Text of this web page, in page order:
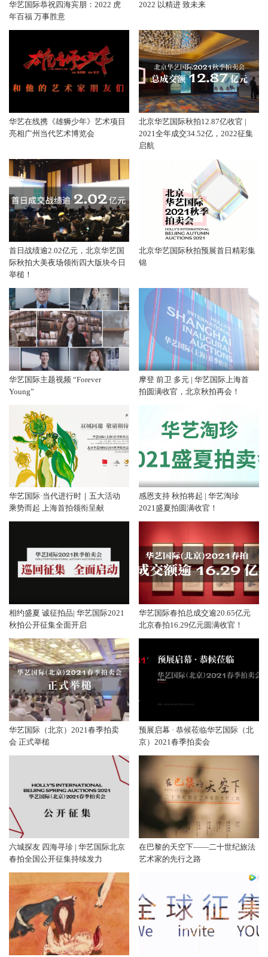
华艺国际恭祝四海宾朋：2022 虎
年百福 万事胜意
2022 以精进 致未来
华艺在线携《雄狮少年》艺术项目
亮相广州当代艺术博览会
北京华艺国际秋拍12.87亿收官 |
2021全年成交34.52亿，2022征集
启航
首日战绩逾2.02亿元，北京华艺国
际秋拍大美夜场领衔四大版块今日
举槌！
北京华艺国际秋拍预展首日精彩集
锦
华艺国际主题视频 “Forever
Young”
摩登 前卫 多元 | 华艺国际上海首
拍圆满收官，北京秋拍再会！
华艺国际·当代进行时｜五大活动
乘势而起 上海首拍领衔呈献
感恩支持 秋拍将起 | 华艺淘珍
2021盛夏拍圆满收官！
相约盛夏 诚征拍品| 华艺国际2021
秋拍公开征集全面开启
华艺国际春拍总成交逾20.65亿元
北京春拍16.29亿元圆满收官！
华艺国际（北京）2021春季拍卖
会 正式举槌
预展启幕 · 恭候莅临华艺国际（北
京）2021春季拍卖会
六城探友 四海寻珍 | 华艺国际北京
春拍全国公开征集持续发力
在巴黎的天空下——二十世纪旅法
艺术家的先行之路